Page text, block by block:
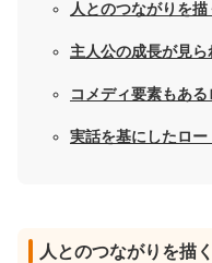
人とのつながりを
主人公の成長が見
コメディ要素もあ
実話を基にしたロー
人とのつながりを描